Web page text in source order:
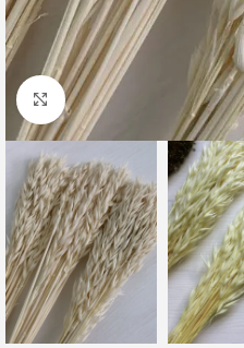
Клацніть, щоб збільшити